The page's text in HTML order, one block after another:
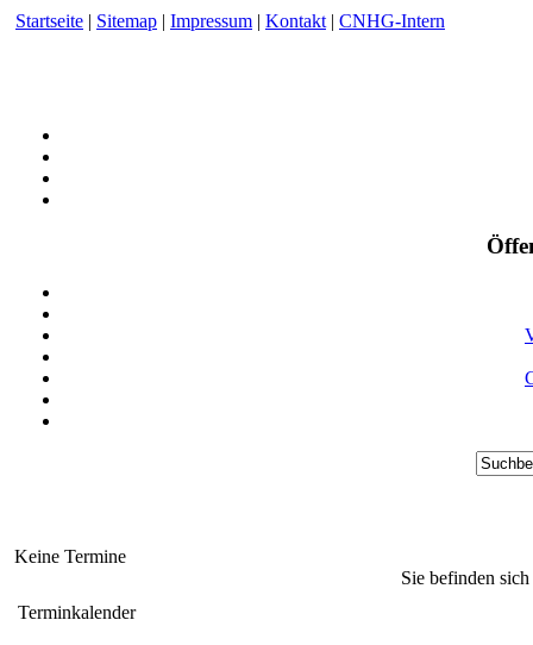
Startseite | Sitemap | Impressum | Kontakt | CNHG-Intern
Keine Termine
Sie befinden
Terminkalender